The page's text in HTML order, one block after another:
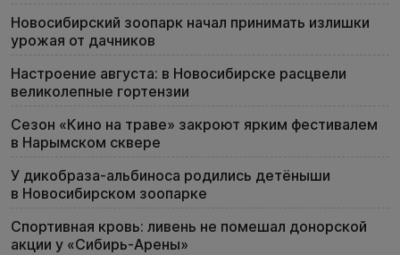
Новосибирский зоопарк начал принимать излишки
урожая от дачников
Настроение августа: в Новосибирске расцвели
великолепные гортензии
Сезон «Кино на траве» закроют ярким фестивалем
в Нарымском сквере
У дикобраза-альбиноса родились детёныши
в Новосибирском зоопарке
Спортивная кровь: ливень не помешал донорской
акции у «Сибирь-Арены»